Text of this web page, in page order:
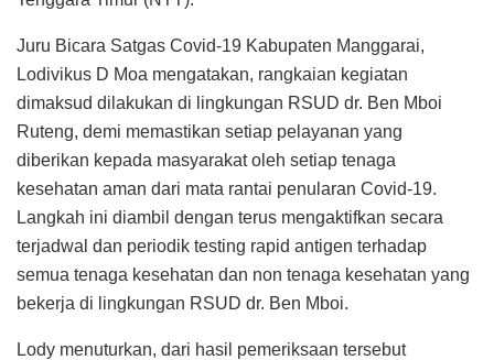
Juru Bicara Satgas Covid-19 Kabupaten Manggarai,
Lodivikus D Moa mengatakan, rangkaian kegiatan
dimaksud dilakukan di lingkungan RSUD dr. Ben Mboi
Ruteng, demi memastikan setiap pelayanan yang
diberikan kepada masyarakat oleh setiap tenaga
kesehatan aman dari mata rantai penularan Covid-19.
Langkah ini diambil dengan terus mengaktifkan secara
terjadwal dan periodik testing rapid antigen terhadap
semua tenaga kesehatan dan non tenaga kesehatan yang
bekerja di lingkungan RSUD dr. Ben Mboi.
Lody menuturkan, dari hasil pemeriksaan tersebut